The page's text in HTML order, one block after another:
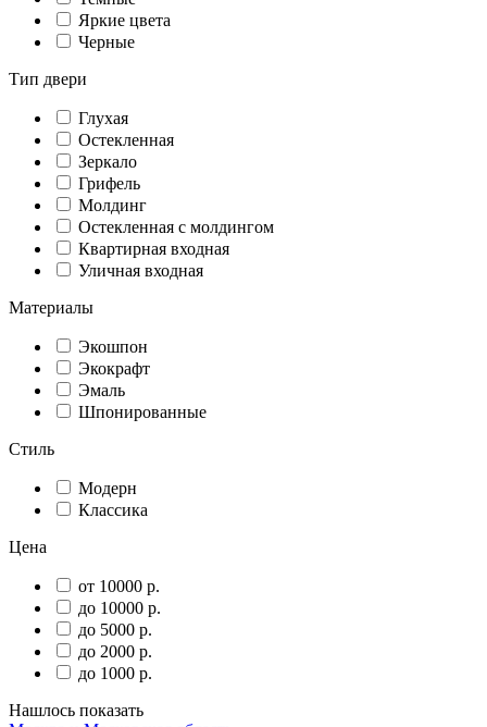
Яркие цвета
Черные
Тип двери
Глухая
Остекленная
Зеркало
Грифель
Молдинг
Остекленная с молдингом
Квартирная входная
Уличная входная
Материалы
Экошпон
Экокрафт
Эмаль
Шпонированные
Стиль
Модерн
Классика
Цена
от 10000 р.
до 10000 р.
до 5000 р.
до 2000 р.
до 1000 р.
Нашлось показать